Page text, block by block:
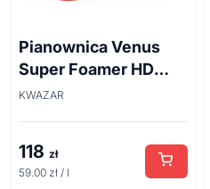
Pianownica Venus
Super Foamer HD
acid line 2L
KWAZAR
118 zł
59.00 zł / l